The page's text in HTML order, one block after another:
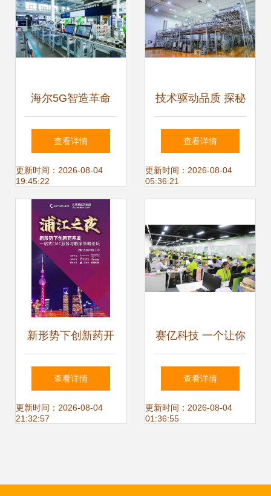
海尔5G智造革命
全球首个智能互联
工厂如何重新定义
未来制造
查看详情
更新时间：2026-08-04
19:45:22
技术驱动品质 探秘
卡士苏州工厂的酸
奶智造逻辑
查看详情
更新时间：2026-08-04
05:36:21
新形势下创新药开
发 一站式CMC服
务与临床策略论坛
查看详情
更新时间：2026-08-04
21:32:57
赛亿科技 一个让你
来了就不想离开的
科技沃土
查看详情
更新时间：2026-08-04
01:36:55